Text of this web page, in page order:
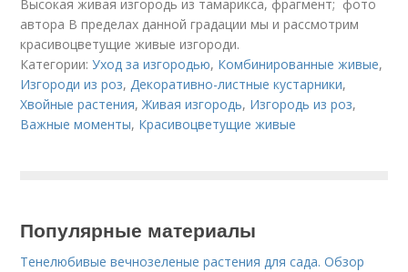
Высокая живая изгородь из тамарикса, фрагмент; фото
автора В пределах данной градации мы и рассмотрим
красивоцветущие живые изгороди.
Категории:Уход за изгородью, Комбинированные живые,
Изгороди из роз,Декоративно-листные кустарники,
Хвойные растения,Живая изгородь, Изгородь из роз,
Важные моменты, Красивоцветущие живые
Популярные материалы
Тенелюбивые вечнозеленые растения для сада. Обзор